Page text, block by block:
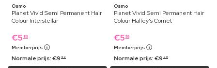
Osmo
Planet Vivid Semi Permanent Hair
Colour Interstellar
€5 89
Memberprijs
Normale prijs:€9 99
Osmo
Planet Vivid Semi Permanent Hair
Colour Halley's Comet
€5 99
Memberprijs
Normale prijs:€9 99